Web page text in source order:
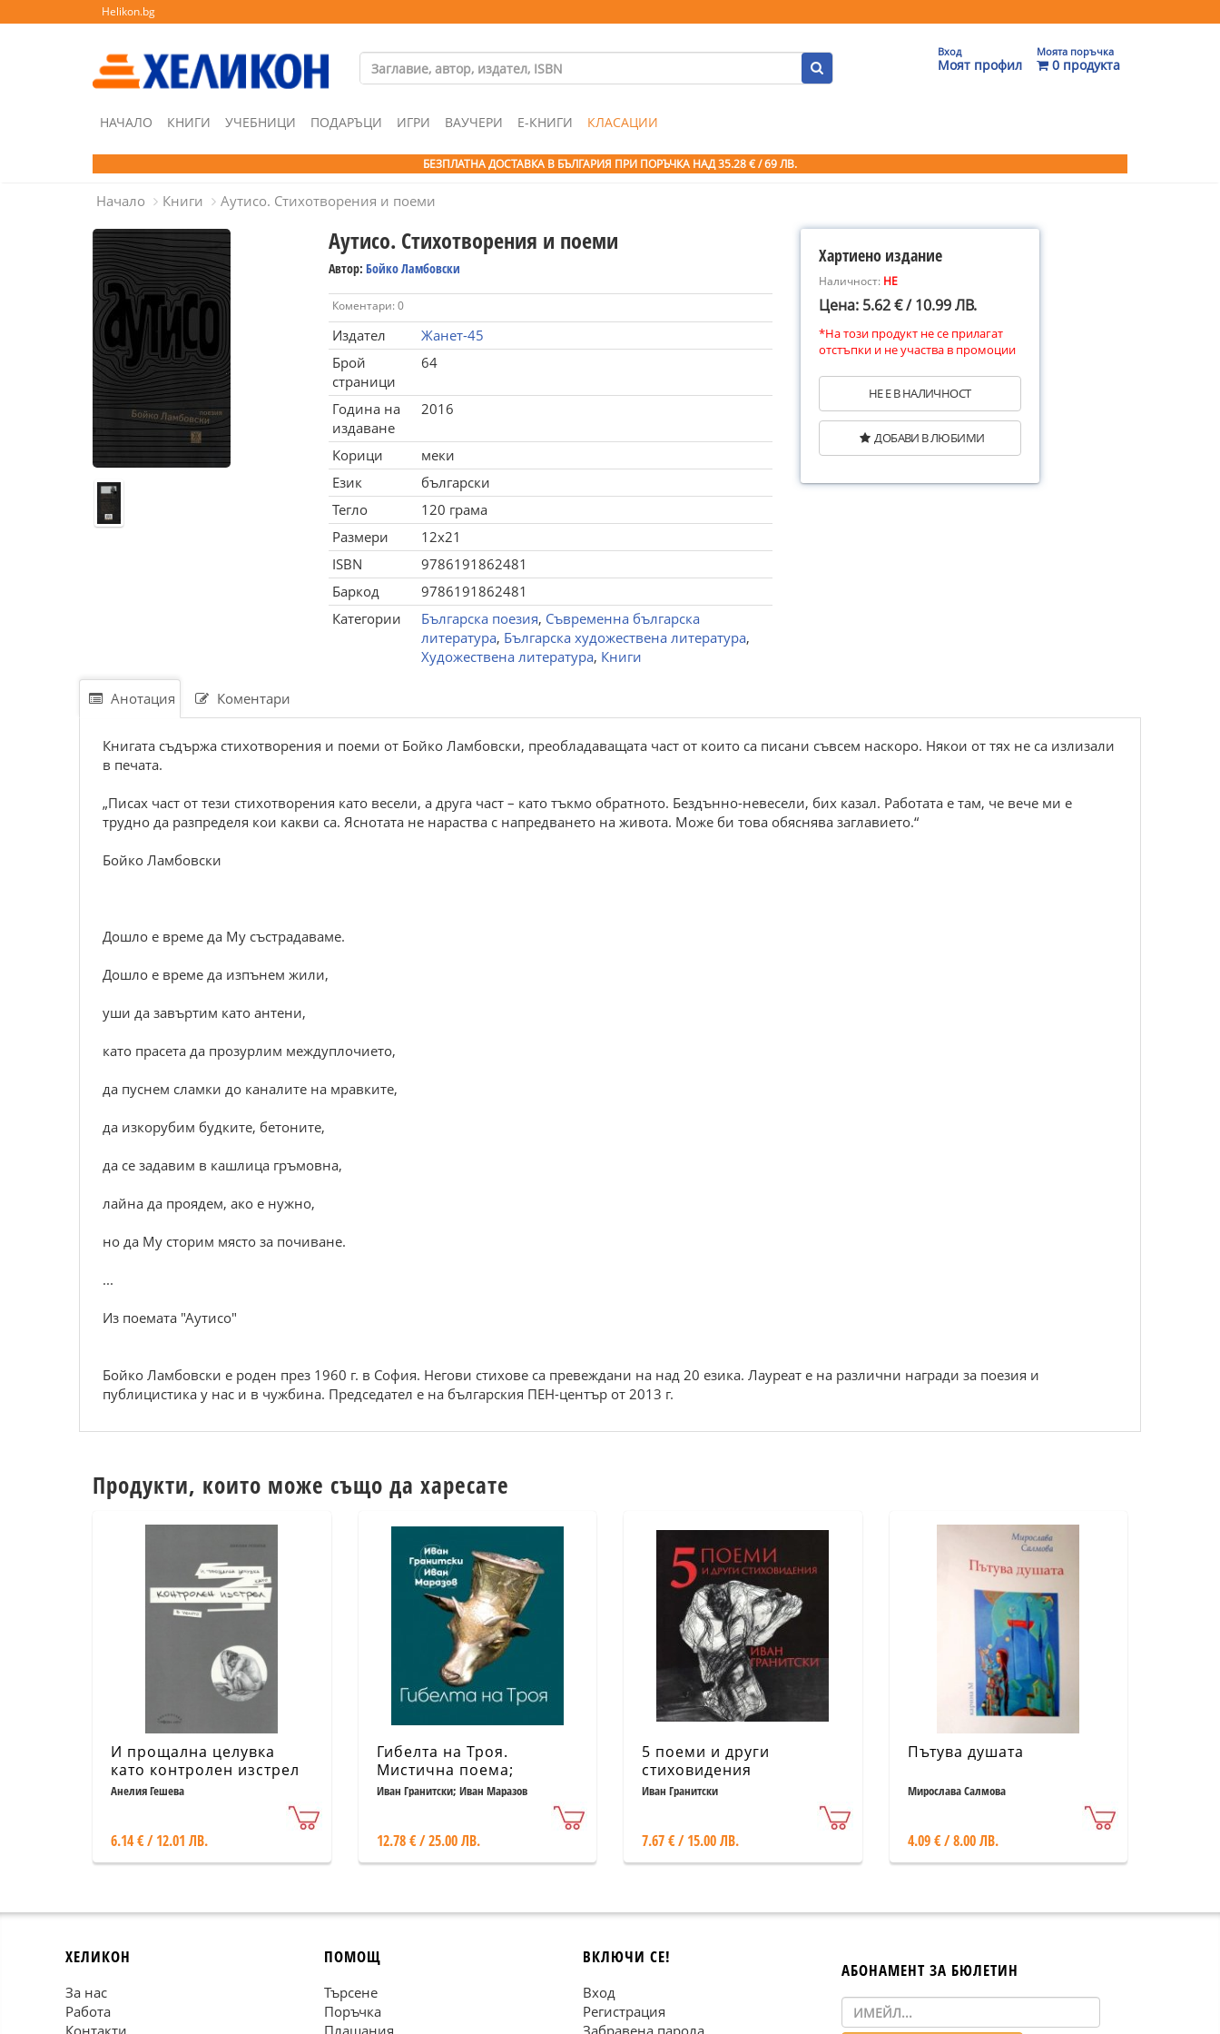
Helikon.bg
Вход
Моят профил
Моята поръчка
0 продукта
НАЧАЛО КНИГИ УЧЕБНИЦИ ПОДАРЪЦИ ИГРИ ВАУЧЕРИ Е-КНИГИ КЛАСАЦИИ
БЕЗПЛАТНА ДОСТАВКА В БЪЛГАРИЯ ПРИ ПОРЪЧКА НАД 35.28 € / 69 ЛВ.
Начало Книги Аутисо. Стихотворения и поеми
Аутисо. Стихотворения и поеми
Автор: Бойко Ламбовски
Коментари: 0
Издател
Жанет-45
Брой
страници
64
Година на
издаване
2016
Корици
меки
Език
български
Тегло
120 грама
Размери
12x21
ISBN
9786191862481
Баркод
9786191862481
Категории
Българска поезия, Съвременна българска
литература, Българска художествена литература,
Художествена литература, Книги
Хартиено издание
Наличност: НЕ
Цена: 5.62 € / 10.99 ЛВ.
*На този продукт не се прилагат
отстъпки и не участва в промоции
НЕ Е В НАЛИЧНОСТ
ДОБАВИ В ЛЮБИМИ
Анотация Коментари
Книгата съдържа стихотворения и поеми от Бойко Ламбовски, преобладаващата част от които са писани съвсем наскоро. Някои от тях не са излизали
в печата.
„Писах част от тези стихотворения като весели, а друга част – като тъкмо обратното. Бездънно-невесели, бих казал. Работата е там, че вече ми е
трудно да разпределя кои какви са. Яснотата не нараства с напредването на живота. Може би това обяснява заглавието.“
Бойко Ламбовски
Дошло е време да Му състрадаваме.
Дошло е време да изпънем жили,
уши да завъртим като антени,
като прасета да прозурлим междуплочието,
да пуснем сламки до каналите на мравките,
да изкорубим будките, бетоните,
да се задавим в кашлица гръмовна,
лайна да проядем, ако е нужно,
но да Му сторим място за почиване.
...
Из поемата "Аутисо"
Бойко Ламбовски е роден през 1960 г. в София. Негови стихове са превеждани на над 20 езика. Лауреат е на различни награди за поезия и
публицистика у нас и в чужбина. Председател е на българския ПЕН-център от 2013 г.
Продукти, които може също да харесате
И прощална целувка
като контролен изстрел
в челото
Анелия Гешева
6.14 € / 12.01 ЛВ.
Гибелта на Троя.
Мистична поема;
Критически коментар
Иван Гранитски; Иван Маразов
12.78 € / 25.00 ЛВ.
5 поеми и други
стиховидения
Иван Гранитски
7.67 € / 15.00 ЛВ.
Пътува душата
Мирослава Салмова
4.09 € / 8.00 ЛВ.
ХЕЛИКОН
За нас
Работа
Контакти
ПОМОЩ
Търсене
Поръчка
Плащания
ВКЛЮЧИ СЕ!
Вход
Регистрация
Забравена парола
АБОНАМЕНТ ЗА БЮЛЕТИН